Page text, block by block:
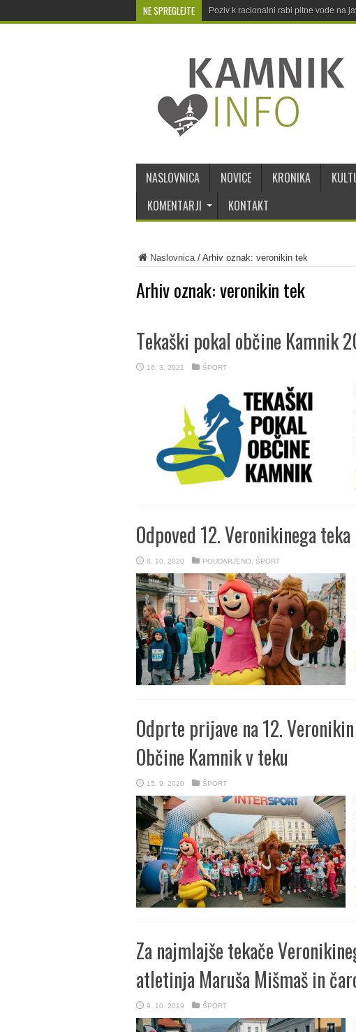
NE SPREGLEJTE Poziv k racionalni rabi pitne vode na
NASLOVNICA NOVICE KRONIKA
KOMENTARJI
KONTAKT
Naslovnica/ Arhiv oznak: veronikin tek
Arhiv oznak:veronikin tek
Tekaški pokal občine Kamnik
16. 3. 2021 ŠPORT
Odpoved 12. Veronikinega
8. 10. 2020 POUDARJENO ŠPORT
Odprte prijave na 12.
Občine Kamnik v teku
15. 9. 2020 ŠPORT
Za najmlajše tekače
atletinja Maruša Mišmaš in
9. 10. 2019 ŠPORT